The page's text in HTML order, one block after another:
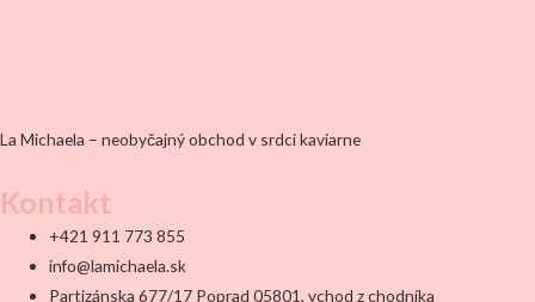
La Michaela – neobyčajný obchod v srdci kaviarne
Kontakt
+421 911 773 855
info@lamichaela.sk
Partizánska 677/17 Poprad 05801, vchod z chodníka